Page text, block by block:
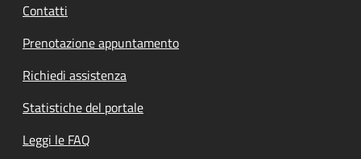
Contatti
Prenotazione appuntamento
Richiedi assistenza
Statistiche del portale
Leggi le FAQ